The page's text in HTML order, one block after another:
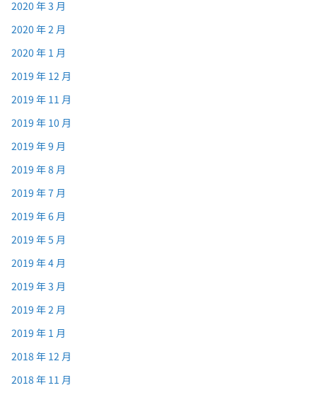
2020 年 3 月
2020 年 2 月
2020 年 1 月
2019 年 12 月
2019 年 11 月
2019 年 10 月
2019 年 9 月
2019 年 8 月
2019 年 7 月
2019 年 6 月
2019 年 5 月
2019 年 4 月
2019 年 3 月
2019 年 2 月
2019 年 1 月
2018 年 12 月
2018 年 11 月